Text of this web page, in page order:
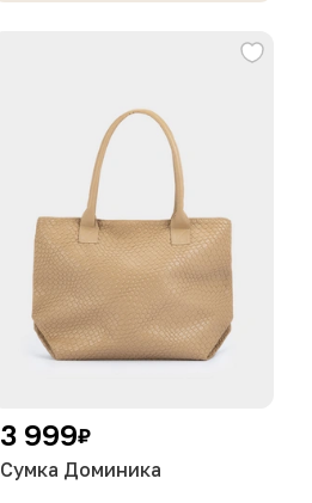
3 999₽
Сумка Доминика